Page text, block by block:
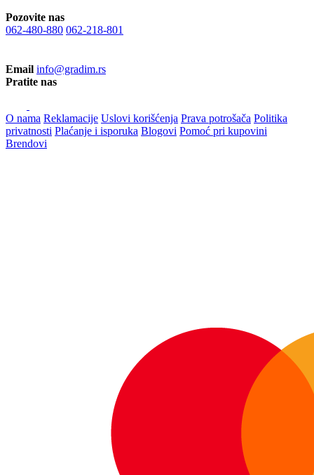
Pozovite nas
062-480-880 062-218-801
Email info@gradim.rs
Pratite nas
O nama Reklamacije Uslovi korišćenja Prava potrošača Politika
privatnosti Plaćanje i isporuka Blogovi Pomoć pri kupovini
Brendovi